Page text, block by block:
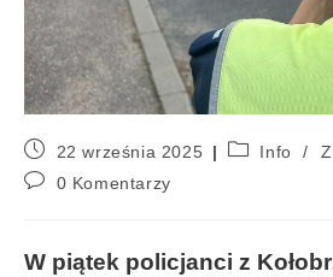
22 września 2025 Info /
0 Komentarzy
W piątek policjanci z